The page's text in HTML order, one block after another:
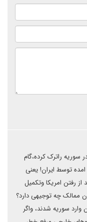
خود در سوریه راترک کرده،گام
توسط ایران! یعنی
رفتن امریکا وتکمیل
ممالک چه توجیهی دارد؟
وارد سوریه شدند، واگر